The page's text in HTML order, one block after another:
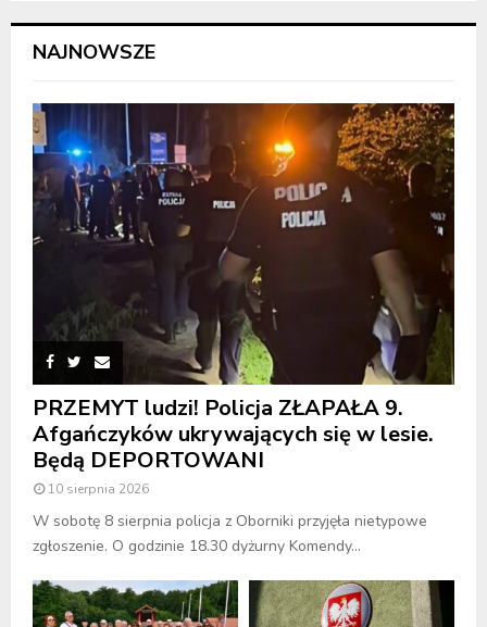
NAJNOWSZE
PRZEMYT ludzi! Policja ZŁAPAŁA 9.
Afgańczyków ukrywających się w lesie.
Będą DEPORTOWANI
10 sierpnia 2026
W sobotę 8 sierpnia policja z Oborniki przyjęła nietypowe
zgłoszenie. O godzinie 18.30 dyżurny Komendy...